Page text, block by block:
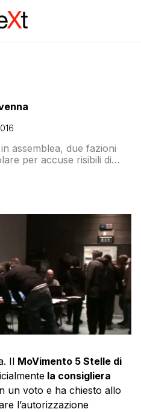
assemblea, due fazioni
per accuse risibili di
di espulsione allo staff di
ovunque
Il MoVimento 5 Stelle di
la consigliera
un voto e ha chiesto allo
l’autorizzazione